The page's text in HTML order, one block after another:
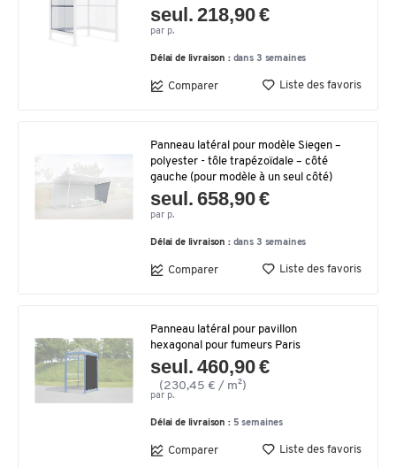
seul. 218,90 €
par p.
Délai de livraison : dans 3 semaines
Comparer Liste des favoris
Panneau latéral pour modèle Siegen –
polyester - tôle trapézoïdale – côté
gauche (pour modèle à un seul côté)
seul. 658,90 €
par p.
Délai de livraison : dans 3 semaines
Comparer Liste des favoris
Panneau latéral pour pavillon
hexagonal pour fumeurs Paris
seul. 460,90 €
(230,45 € / m²)
par p.
Délai de livraison : 5 semaines
Comparer Liste des favoris